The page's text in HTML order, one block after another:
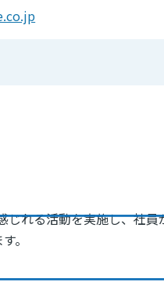
れる活動を実施し、社
。